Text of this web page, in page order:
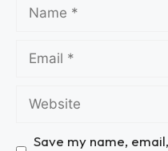
Save my name,